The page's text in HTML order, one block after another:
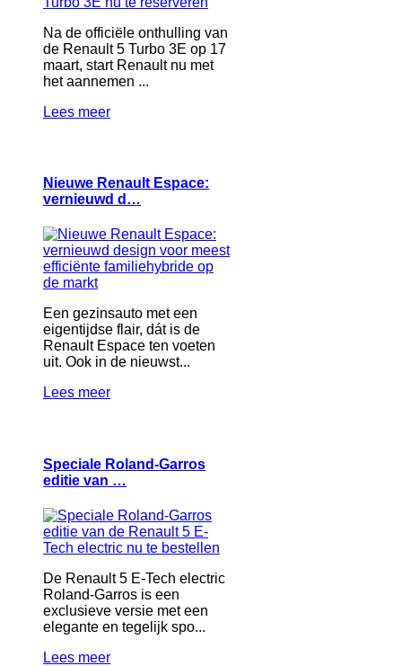
Na de officiële onthulling van
de Renault 5 Turbo 3E op 17
maart, start Renault nu met
het aannemen ...
Lees meer
Nieuwe Renault Espace:
vernieuwd d…
Een gezinsauto met een
eigentijdse flair, dát is de
Renault Espace ten voeten
uit. Ook in de nieuwst...
Lees meer
Speciale Roland-Garros
editie van …
De Renault 5 E-Tech electric
Roland-Garros is een
exclusieve versie met een
elegante en tegelijk spo...
Lees meer